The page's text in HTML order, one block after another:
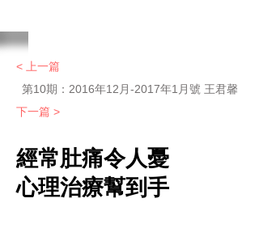
< 上一篇
第10期： 2016年12月-2017年1月號 王君馨
下一篇 >
經常肚痛令人憂
心理治療幫到手